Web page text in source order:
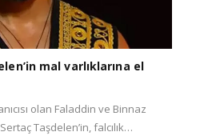
mal varlıklarına el
olan Faladdin ve Binnaz
Taşdelen’in, falcılık…